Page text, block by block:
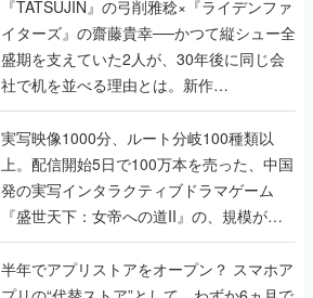
く
『TATSUJIN』の弓削雅稔×『ライデンファ
イターズ』の齋藤貴幸──かつて縦シュー全
盛期を支えていた2人が、30年後に同じ会
社で机を並べる理由とは。新作
『TATSUJIN EXTREME』で初タッグを組
んだレジェンド2人に訊く開発秘話
実写映像1000分、ルート分岐100種類以
上。配信開始5日で100万本を売った、中国
発の実写インタラクティブドラマゲーム
『盛世天下：女帝への道II』の、規模が違
うこだわりをプロデューサーに聞いた
半年でアプリストアをオープン？ スマホア